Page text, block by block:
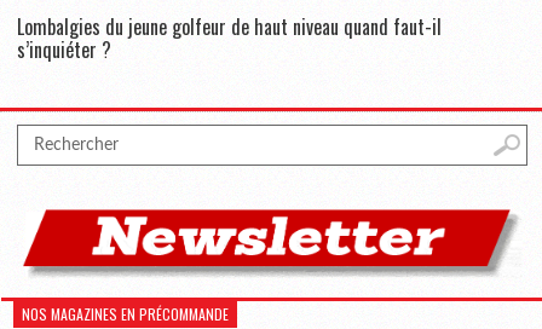
Lombalgies du jeune golfeur de haut niveau quand faut-il
s’inquiéter ?
NOS MAGAZINES EN PRÉCOMMANDE